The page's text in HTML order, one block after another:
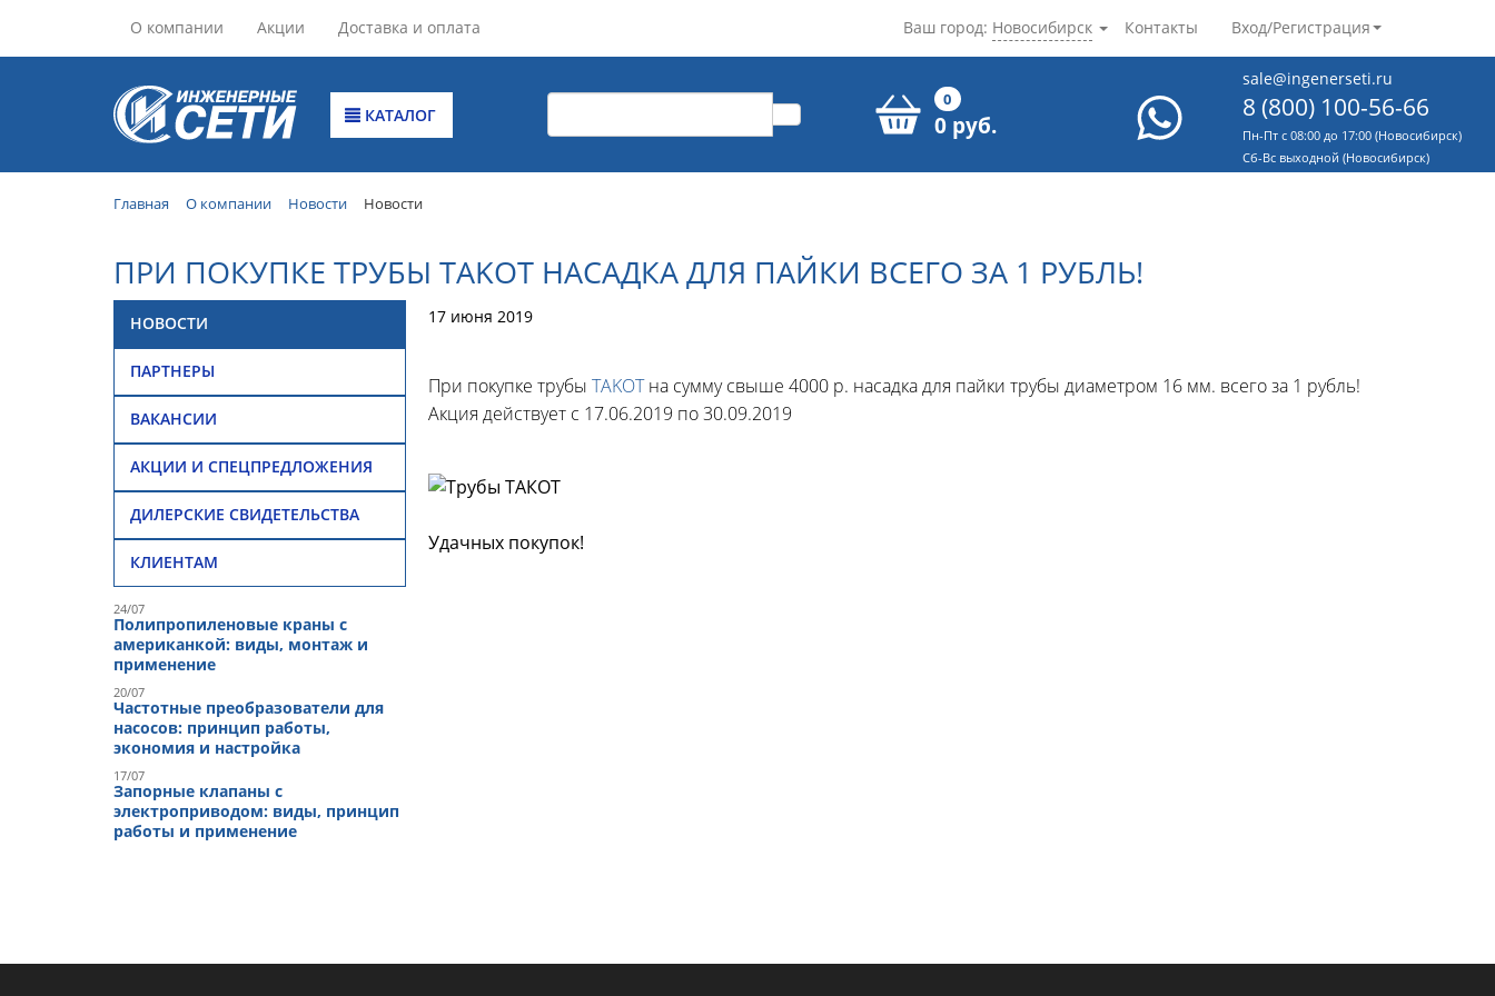
О компании Акции Доставка и оплата Контакты Вход/Регистрация
Ваш город: Новосибирск
КАТАЛОГ
0
0 руб.
sale@ingenerseti.ru
8 (800) 100-56-66
Пн-Пт с 08:00 до 17:00 (Новосибирск)
Cб-Вс выходной (Новосибирск)
Главная О компании Новости Новости
ПРИ ПОКУПКЕ ТРУБЫ TAKOT НАСАДКА ДЛЯ ПАЙКИ ВСЕГО ЗА 1 РУБЛЬ!
НОВОСТИ
ПАРТНЕРЫ
ВАКАНСИИ
АКЦИИ И СПЕЦПРЕДЛОЖЕНИЯ
ДИЛЕРСКИЕ СВИДЕТЕЛЬСТВА
КЛИЕНТАМ
24/07
Полипропиленовые краны с
американкой: виды, монтаж и
применение
20/07
Частотные преобразователи для
насосов: принцип работы,
экономия и настройка
17/07
Запорные клапаны с
электроприводом: виды, принцип
работы и применение
17 июня 2019
При покупке трубы TAKOTна сумму свыше 4000 р. насадка для пайки трубы диаметром 16 мм. всего за 1 рубль!
Акция действует с 17.06.2019 по 30.09.2019
Удачных покупок!